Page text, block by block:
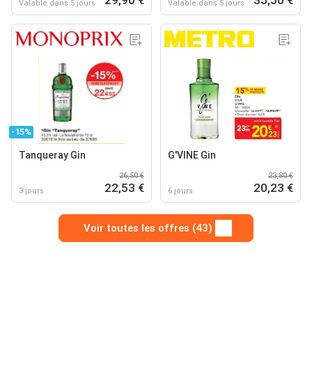
Valable dans 5 jours Valable dans 5 jours
-15%
Tanqueray Gin
3 jours
26,50 €
22,53 €
G'VINE Gin
6 jours
23,80 €
20,23 €
Voir toutes les offres (43)